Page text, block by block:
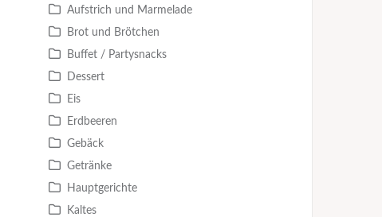
Aufstrich und Marmelade
Brot und Brötchen
Buffet / Partysnacks
Dessert
Eis
Erdbeeren
Gebäck
Getränke
Hauptgerichte
Kaltes